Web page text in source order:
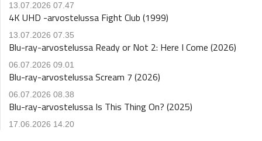
13.07.2026 07.47
4K UHD -arvostelussa Fight Club (1999)
13.07.2026 07.35
Blu-ray-arvostelussa Ready or Not 2: Here I Come (2026)
06.07.2026 09.01
Blu-ray-arvostelussa Scream 7 (2026)
06.07.2026 08.38
Blu-ray-arvostelussa Is This Thing On? (2025)
17.06.2026 14.20